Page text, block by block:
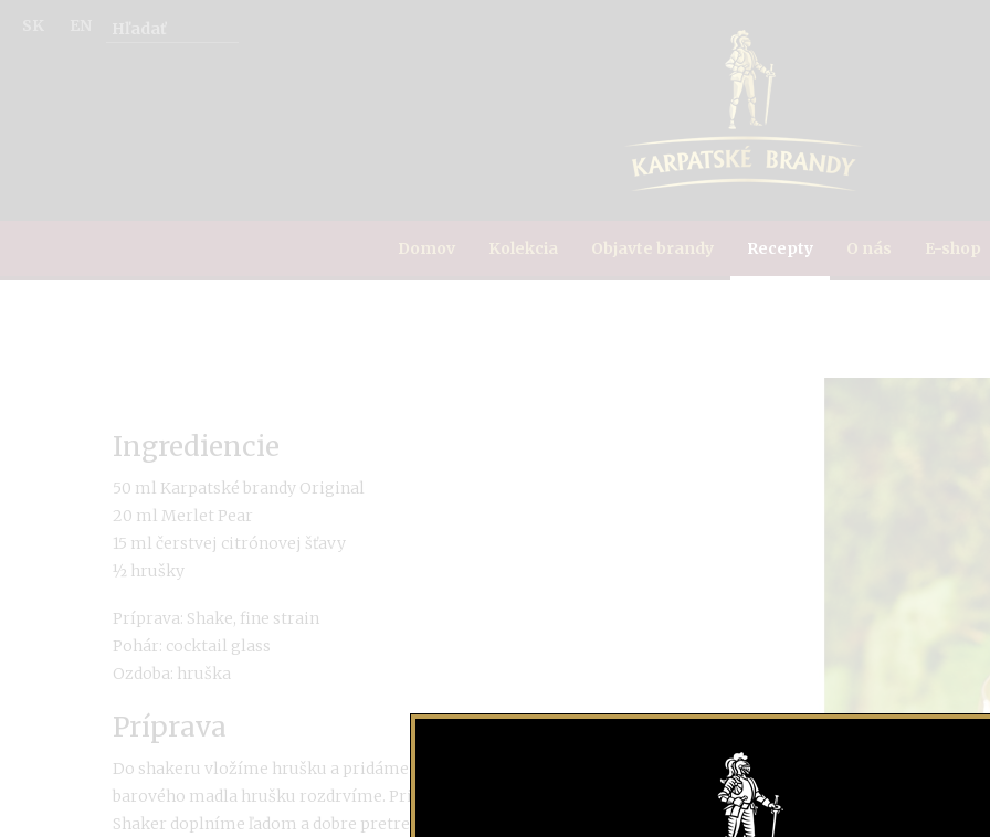
Domov Kolekcia Objavte brandy Recepty O nás E-shop
Ingrediencie
50 ml Karpatské brandy Original
20 ml Merlet Pear
15 ml čerstvej citrónovej šťavy
½ hrušky
Príprava: Shake, fine strain
Pohár: cocktail glass
Ozdoba: hruška
Príprava
Do shakeru vložíme hrušku a pridáme citrónovú šťavu. Pomocou
barového madla hrušku rozdrvíme. Pridáme ostatné suroviny.
Shaker doplníme ľadom a dobre pretrepeme. Pomocou sitka